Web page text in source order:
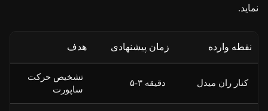
نماید.
نقطه وارده زمان پیشنهادی هدف
کنار ران میدل دقیقه ۳-۵
تشخیص حرکت
ساپورت